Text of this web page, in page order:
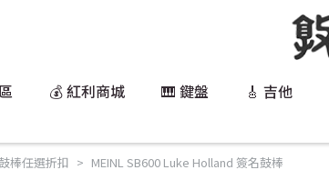
💰 紅利商城 🎹 鍵盤 🎸 吉他
棒任選折扣 MEINL SB600 Luke Holland 簽名鼓棒